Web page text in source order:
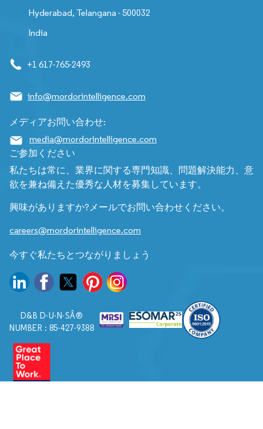
Hyderabad, Telangana - 500032
India
+1 617-765-2493
info@mordorintelligence.com
メディアお問い合わせ:
media@mordorintelligence.com
ご参加ください
私たちは常に、業界に関する専門知識、問題解決能力、意
欲を兼ね備えた優秀な人材を募集しています。
興味がありますか?メールでお問い合わせください。
careers@mordorintelligence.com
今すぐ私たちとつながりましょう
D&B D-U-N-SÂ®
NUMBER : 85-427-9388